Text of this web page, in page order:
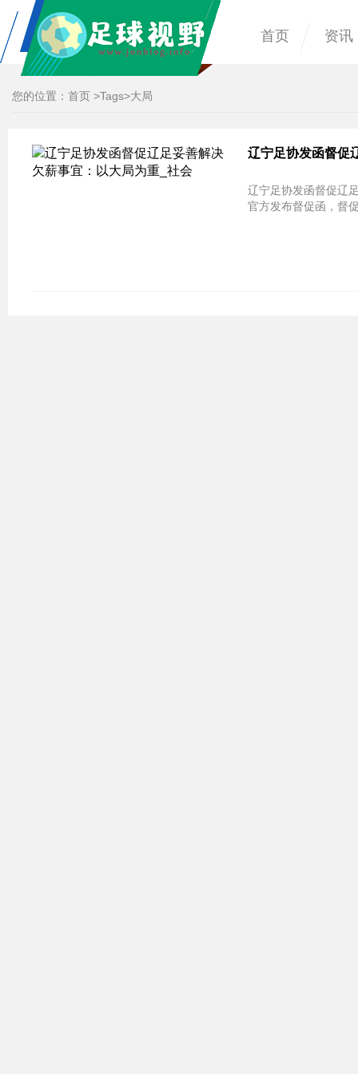
首页 资讯
您的位置： 首页 >Tags>大局
辽宁足协发函督促
辽宁足协发函督促辽
官方发布督促函，督